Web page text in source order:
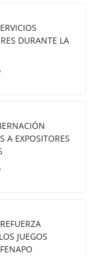
DURANTE LA
A EXPOSITORES
JUEGOS